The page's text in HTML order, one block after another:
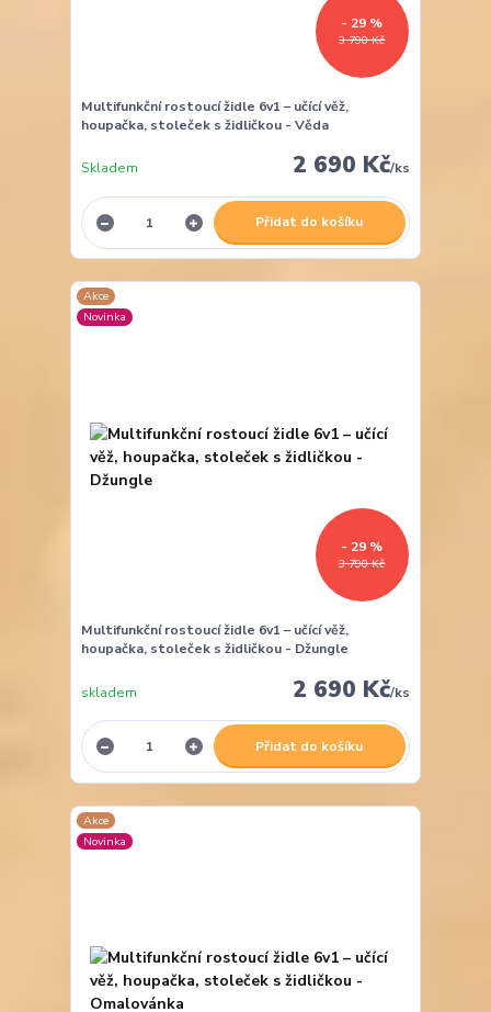
3 790 Kč
- 29 %
Multifunkční rostoucí židle 6v1 – učící věž,
houpačka, stoleček s židličkou - Věda
2 690 Kč/ks
Skladem
Přidat do košíku
Akce
Novinka
3 790 Kč
- 29 %
Multifunkční rostoucí židle 6v1 – učící věž,
houpačka, stoleček s židličkou - Džungle
2 690 Kč/ks
skladem
Přidat do košíku
Akce
Novinka